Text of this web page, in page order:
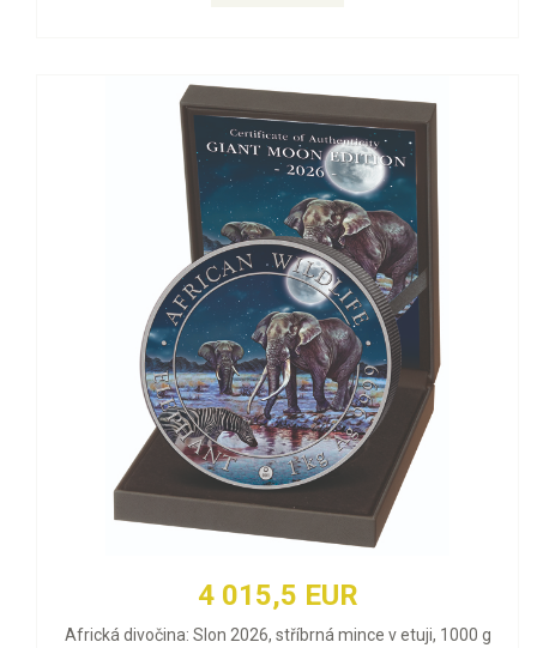
4 015,5 EUR
Africká divočina: Slon 2026, stříbrná mince v etuji, 1000 g